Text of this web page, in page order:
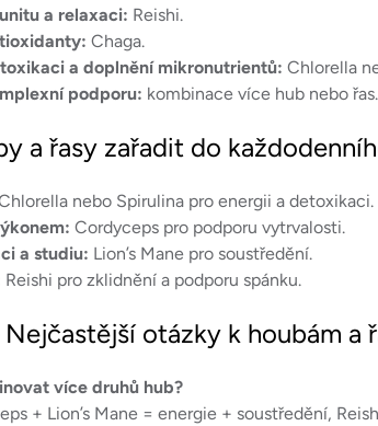
a relaxaci: Reishi.
Chaga.
a doplnění mikronutrientů: Chlorella
podporu: kombinace více hub nebo řas.
a řasy zařadit do
nebo Spirulina pro energii a detoxikaci.
Cordyceps pro podporu vytrvalosti.
a studiu: Lion’s Mane pro soustředění.
Reishi pro zklidnění a podporu spánku.
Nejčastější otázky k houbám a
více druhů hub?
+ Lion’s Mane = energie + soustředění,